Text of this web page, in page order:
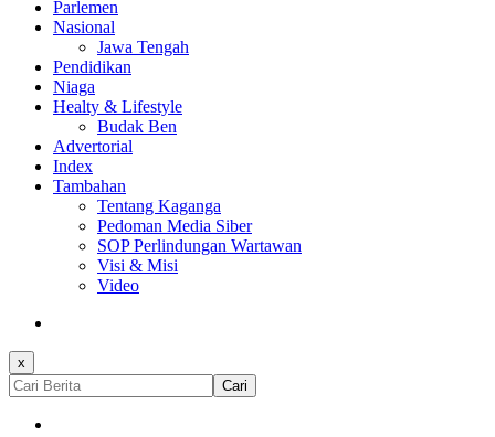
Parlemen
Nasional
Jawa Tengah
Pendidikan
Niaga
Healty & Lifestyle
Budak Ben
Advertorial
Index
Tambahan
Tentang Kaganga
Pedoman Media Siber
SOP Perlindungan Wartawan
Visi & Misi
Video
x
Cari